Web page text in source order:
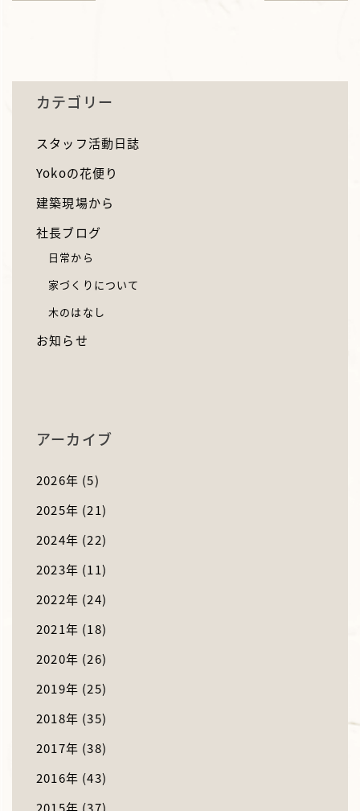
カテゴリー
スタッフ活動日誌
Yokoの花便り
建築現場から
社長ブログ
日常から
家づくりについて
木のはなし
お知らせ
アーカイブ
2026年 (5)
2025年 (21)
2024年 (22)
2023年 (11)
2022年 (24)
2021年 (18)
2020年 (26)
2019年 (25)
2018年 (35)
2017年 (38)
2016年 (43)
2015年 (37)